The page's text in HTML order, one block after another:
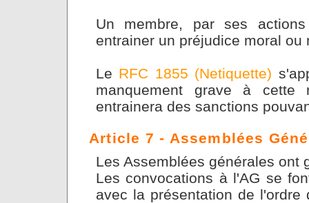
Un membre, par ses
entrainer un préjudice moral
Le RFC 1855 (Netiquette)
manquement grave à
entrainera des sanctions
Article 7 - Assemblées
Les Assemblées générales ont
Les convocations à l'AG se
avec la présentation de